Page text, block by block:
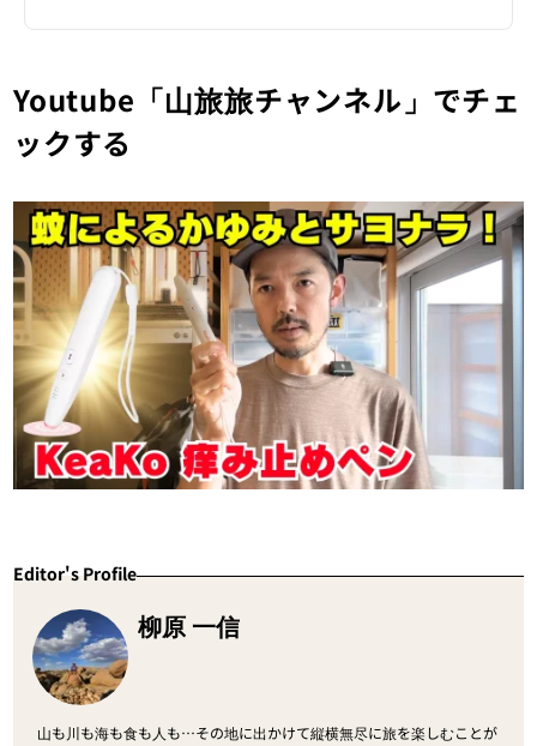
Youtube「山旅旅チャンネル」でチェ
ックする
Editor's Profile
柳原 一信
山も川も海も食も人も…その地に出かけて縦横無尽に旅を楽しむことが